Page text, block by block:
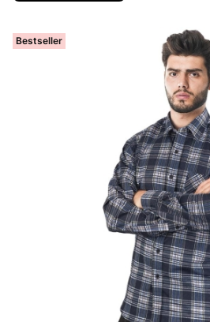
Bestseller